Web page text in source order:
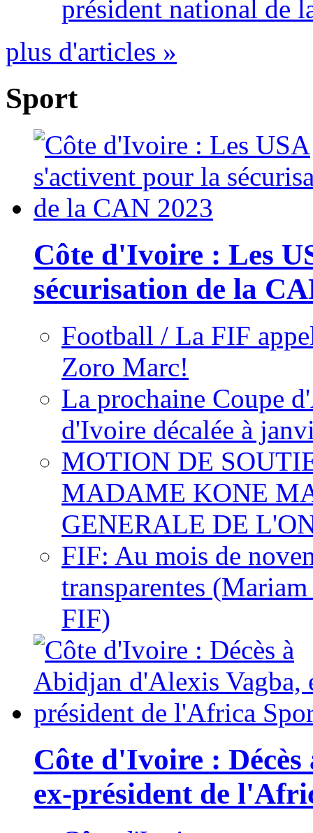
président national de
plus d'articles »
Sport
Côte d'Ivoire : Les
sécurisation de la
Football / La FIF
Zoro Marc!
La prochaine Coupe
d'Ivoire décalée à
MOTION DE
MADAME KONE
GENERALE DE
FIF: Au mois de
transparentes
FIF)
Côte d'Ivoire :
ex-président de